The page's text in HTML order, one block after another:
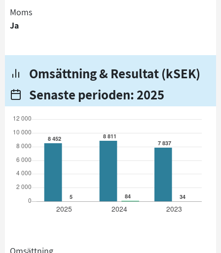
Moms
Ja
Omsättning & Resultat (kSEK)
Senaste perioden: 2025
Omsättning